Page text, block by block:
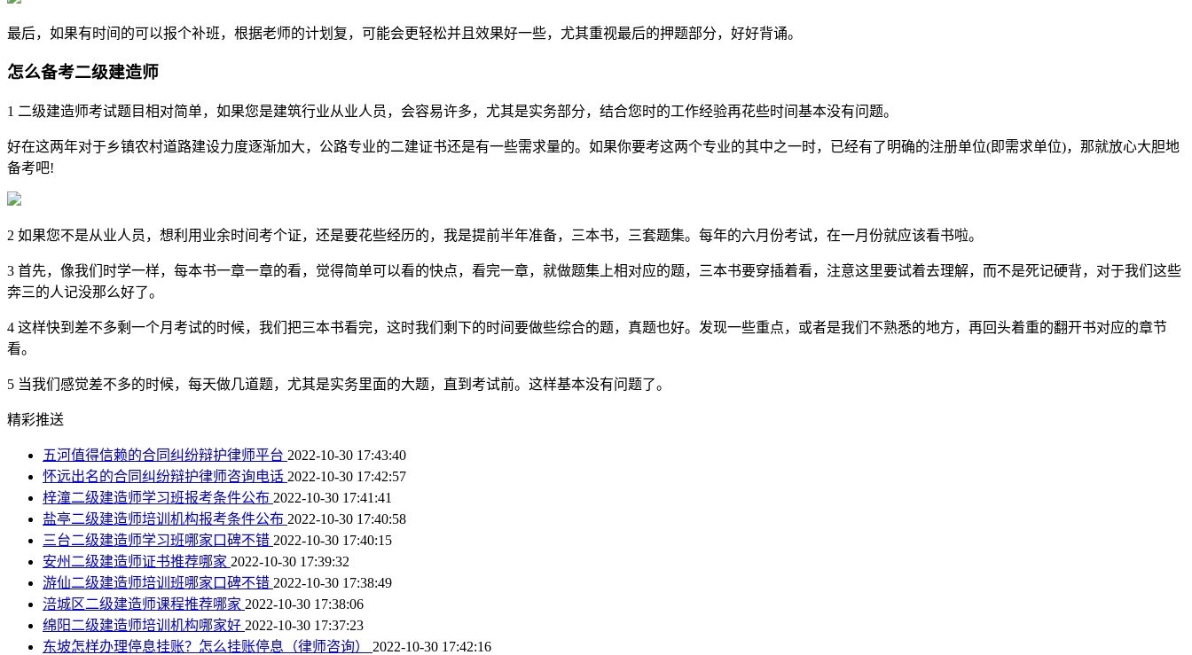
最后，如果有时间的可以报个补班，根据老师的计划复，可能会更轻松并且效果好一些，尤其重视最后的押题部分，好好背诵。
怎么备考二级建造师
1 二级建造师考试题目相对简单，如果您是建筑行业从业人员，会容易许多，尤其是实务部分，结合您时的工作经验再花些时间基本没有问题。
好在这两年对于乡镇农村道路建设力度逐渐加大，公路专业的二建证书还是有一些需求量的。如果你要考这两个专业的其中之一时，已经有了明确的注册单位(即需求单位)，那就放心大胆地
备考吧!
2 如果您不是从业人员，想利用业余时间考个证，还是要花些经历的，我是提前半年准备，三本书，三套题集。每年的六月份考试，在一月份就应该看书啦。
3 首先，像我们时学一样，每本书一章一章的看，觉得简单可以看的快点，看完一章，就做题集上相对应的题，三本书要穿插着看，注意这里要试着去理解，而不是死记硬背，对于我们这些
奔三的人记没那么好了。
4 这样快到差不多剩一个月考试的时候，我们把三本书看完，这时我们剩下的时间要做些综合的题，真题也好。发现一些重点，或者是我们不熟悉的地方，再回头着重的翻开书对应的章节
看。
5 当我们感觉差不多的时候，每天做几道题，尤其是实务里面的大题，直到考试前。这样基本没有问题了。
精彩推送
五河值得信赖的合同纠纷辩护律师平台 2022-10-30 17:43:40
怀远出名的合同纠纷辩护律师咨询电话 2022-10-30 17:42:57
梓潼二级建造师学习班报考条件公布 2022-10-30 17:41:41
盐亭二级建造师培训机构报考条件公布 2022-10-30 17:40:58
三台二级建造师学习班哪家口碑不错 2022-10-30 17:40:15
安州二级建造师证书推荐哪家 2022-10-30 17:39:32
游仙二级建造师培训班哪家口碑不错 2022-10-30 17:38:49
涪城区二级建造师课程推荐哪家 2022-10-30 17:38:06
绵阳二级建造师培训机构哪家好 2022-10-30 17:37:23
东坡怎样办理停息挂账？怎么挂账停息（律师咨询） 2022-10-30 17:42:16